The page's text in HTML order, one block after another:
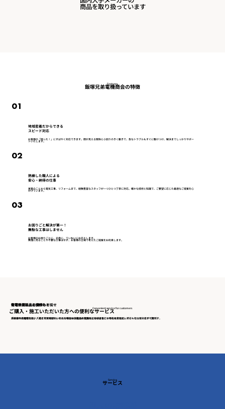
商品を取り扱っています
Features
飯塚兄弟電機商会の特徴
地域密着だからできる
スピード対応
お客様の「困った！」にすばやく対応できます。顔が見える関係と小回りのきく動きで、急なトラブルもすぐに駆けつけ、解決までしっかりサポー
トいたします。
01
熟練した職人による
安心・納得の仕事​
家電のことから電気工事、リフォームまで、経験豊富なスタッフが一つひとつ丁寧に対応。確かな技術と知識で、ご要望に応じた最適なご提案を心
がけています。
02
お困りごと解決が第一！
無駄な工事はしません
お客様のお困りごとに、正直に、ていねいにお応えします。
無理に売ることや不要な工事はせず、お客様の立場で考えたご提案をお約束します。
03
Convenient service for customers
ご購入・施工いただいた方への便利なサービス
​お電話相談・出張サービス
「ちょっと聞きたい」「見に来てほしい」そんな時はお気軽にお電話を。地域密着だからこそ、スピーディーな出張対応が可能です。
​修理中貸し出し(無料)
冷蔵庫や洗濯機など、入荷までお時間をいただく場合は、生活に支障が出ないよう、一時的な貸し出し対応も行っています（無料）
電球や消耗品の交換もお任せ
高い場所の電球交換や、どこで買えばいいかわからない消耗品の交換など、小さなことでもお気軽に。
Service
サービス